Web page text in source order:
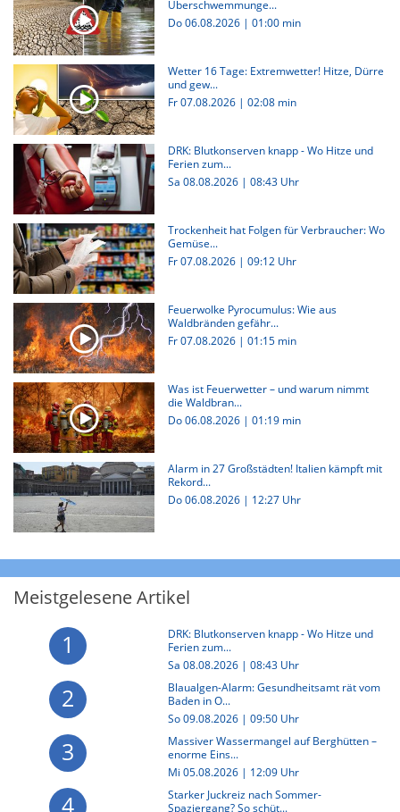
Überschwemmunge...
Do 06.08.2026 |01:00 min
Wetter 16 Tage: Extremwetter! Hitze, Dürre
und gew...
Fr 07.08.2026 |02:08 min
DRK: Blutkonserven knapp - Wo Hitze und
Ferien zum...
Sa 08.08.2026 | 08:43 Uhr
Trockenheit hat Folgen für Verbraucher: Wo
Gemüse...
Fr 07.08.2026 | 09:12 Uhr
Feuerwolke Pyrocumulus: Wie aus
Waldbränden gefähr...
Fr 07.08.2026 |01:15 min
Was ist Feuerwetter – und warum nimmt
die Waldbran...
Do 06.08.2026 |01:19 min
Alarm in 27 Großstädten! Italien kämpft mit
Rekord...
Do 06.08.2026 | 12:27 Uhr
Meistgelesene Artikel
1
DRK: Blutkonserven knapp - Wo Hitze und
Ferien zum...
Sa 08.08.2026 | 08:43 Uhr
2
Blaualgen-Alarm: Gesundheitsamt rät vom
Baden in O...
So 09.08.2026 | 09:50 Uhr
3
Massiver Wassermangel auf Berghütten –
enorme Eins...
Mi 05.08.2026 | 12:09 Uhr
4
Starker Juckreiz nach Sommer-
Spaziergang? So schüt...